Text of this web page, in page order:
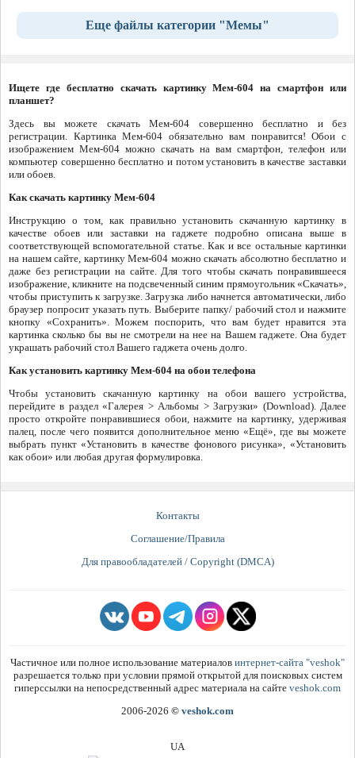
Еще файлы категории "Мемы"
Ищете где бесплатно скачать картинку Мем-604 на смартфон или
планшет?
Здесь вы можете скачать Мем-604 совершенно бесплатно и без
регистрации. Картинка Мем-604 обязательно вам понравится! Обои с
изображением Мем-604 можно скачать на вам смартфон, телефон или
компьютер совершенно бесплатно и потом установить в качестве заставки
или обоев.
Как скачать картинку Мем-604
Инструкцию о том, как правильно установить скачанную картинку в
качестве обоев или заставки на гаджете подробно описана выше в
соответствующей вспомогательной статье. Как и все остальные картинки
на нашем сайте, картинку Мем-604 можно скачать абсолютно бесплатно и
даже без регистрации на сайте. Для того чтобы скачать понравившееся
изображение, кликните на подсвеченный синим прямоугольник «Скачать»,
чтобы приступить к загрузке. Загрузка либо начнется автоматически, либо
браузер попросит указать путь. Выберите папку/ рабочий стол и нажмите
кнопку «Сохранить». Можем поспорить, что вам будет нравится эта
картинка сколько бы вы не смотрели на нее на Вашем гаджете. Она будет
украшать рабочий стол Вашего гаджета очень долго.
Как установить картинку Мем-604 на обои телефона
Чтобы установить скачанную картинку на обои вашего устройства,
перейдите в раздел «Галерея > Альбомы > Загрузки» (Download). Далее
просто откройте понравившиеся обои, нажмите на картинку, удерживая
палец, после чего появится дополнительное меню «Ещё», где вы можете
выбрать пункт «Установить в качестве фонового рисунка», «Установить
как обои» или любая другая формулировка.
Контакты
Соглашение/Правила
Для правообладателей / Copyright (DMCA)
Частичное или полное использование материалов интернет-сайта "veshok"
разрешается только при условии прямой открытой для поисковых систем
гиперссылки на непосредственный адрес материала на сайте veshok.com
2006-2026 © veshok.com
UA